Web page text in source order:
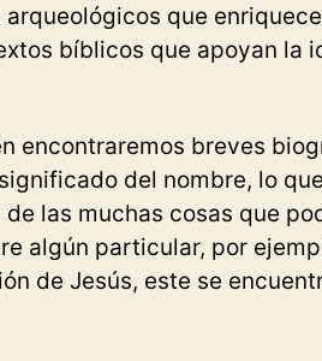
que
bíblicos que apoyan la
encontraremos breves
del nombre, lo
las muchas cosas que
algún particular, por
de Jesús, este se